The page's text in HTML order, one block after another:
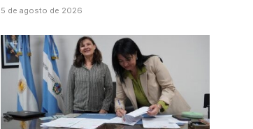
5 de agosto de 2026